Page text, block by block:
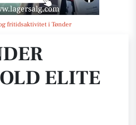
fritidsaktivitet i Tønder
ELITE A/S
ELITE